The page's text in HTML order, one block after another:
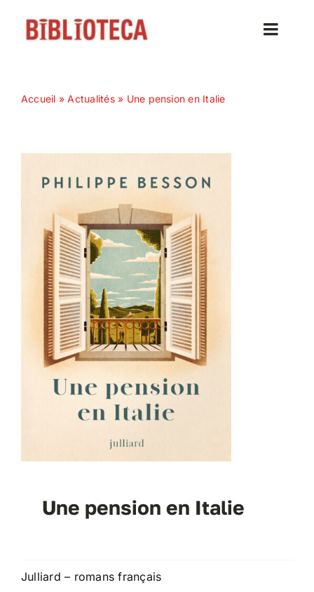
Toggle
Abonnez-vous
Contact
Accueil »Actualités» Une pension en Italie
Une pension en Italie
Julliard – romans français